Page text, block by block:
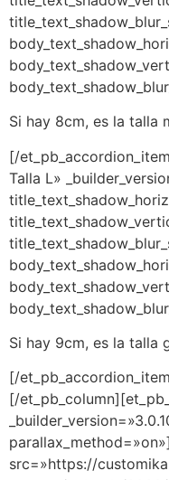
Si hay 8cm, es la talla
[/
Talla L»
Si hay 9cm, es la talla
[/
[/
src=»https://